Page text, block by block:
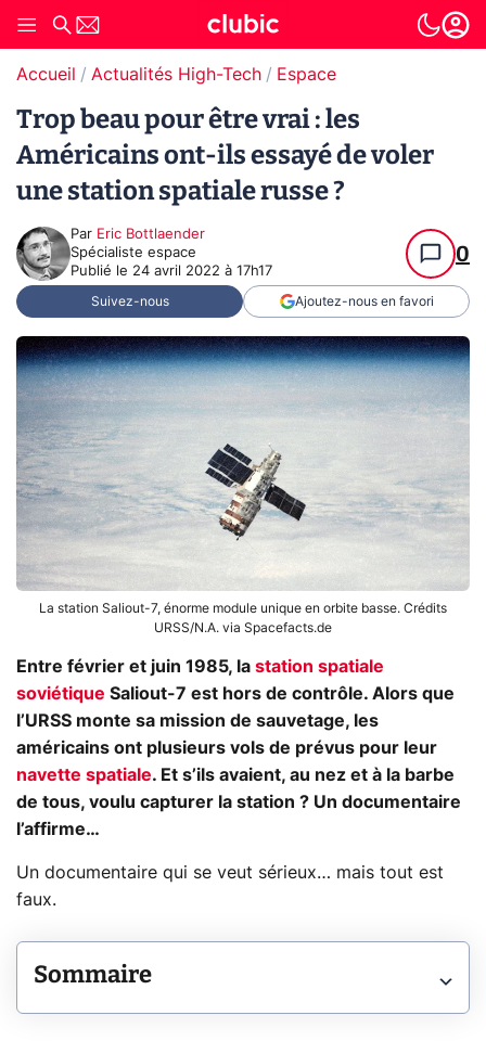
Accueil Actualités High-Tech Espace
Trop beau pour être vrai : les
Américains ont-ils essayé de voler
une station spatiale russe ?
Par Eric Bottlaender
Spécialiste espace
Publié le 24 avril 2022 à 17h17
0
Suivez-nous Ajoutez-nous en favori
La station Saliout-7, énorme module unique en orbite basse. Crédits
URSS/N.A. via Spacefacts.de
Entre février et juin 1985, la station spatiale
soviétique Saliout-7 est hors de contrôle. Alors que
l’URSS monte sa mission de sauvetage, les
américains ont plusieurs vols de prévus pour leur
navette spatiale. Et s’ils avaient, au nez et à la barbe
de tous, voulu capturer la station ? Un documentaire
l’affirme…
Un documentaire qui se veut sérieux… mais tout est
faux.
Sommaire